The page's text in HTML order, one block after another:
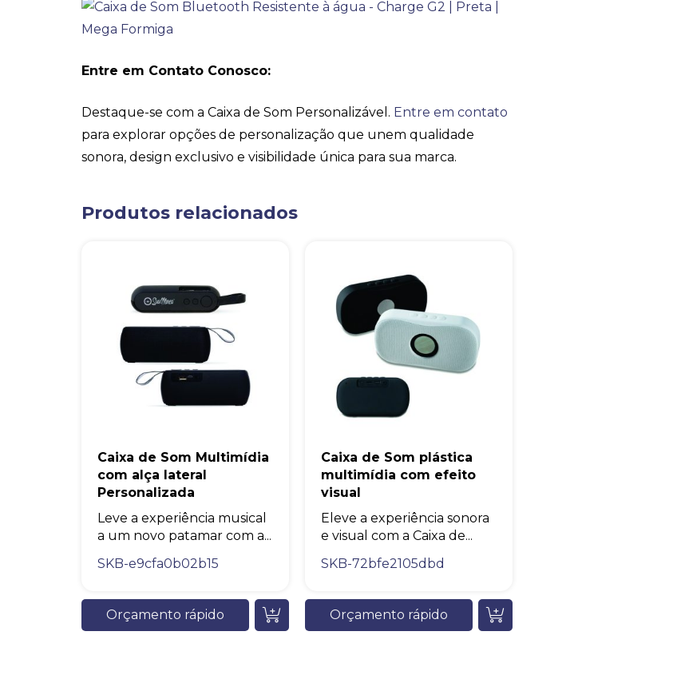
Entre em Contato Conosco:
Destaque-se com a Caixa de Som Personalizável. Entre em contato
para explorar opções de personalização que unem qualidade
sonora, design exclusivo e visibilidade única para sua marca.
Produtos relacionados
Caixa de Som Multimídia
com alça lateral
Personalizada
Leve a experiência musical
a um novo patamar com a...
SKB-e9cfa0b02b15
Orçamento rápido
Caixa de Som plástica
multimídia com efeito
visual
Eleve a experiência sonora
e visual com a Caixa de...
SKB-72bfe2105dbd
Orçamento rápido
online
Eu concordo em receber comunicações.
A nossa empresa está comprometida a proteger e respeitar sua
privacidade, utilizaremos seus dados apenas para fins de
marketing. Você pode alterar suas preferências a qualquer
momento.